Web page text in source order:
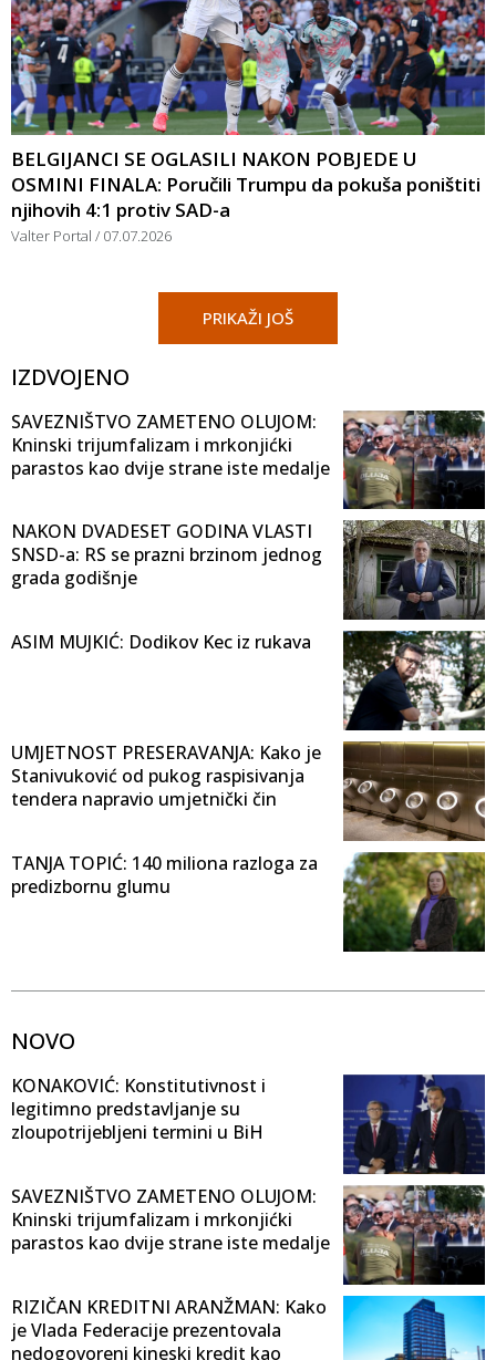
BELGIJANCI SE OGLASILI NAKON POBJEDE U
OSMINI FINALA: Poručili Trumpu da pokuša poništiti
njihovih 4:1 protiv SAD-a
Valter Portal 07.07.2026
PRIKAŽI JOŠ
IZDVOJENO
SAVEZNIŠTVO ZAMETENO OLUJOM:
Kninski trijumfalizam i mrkonjićki
parastos kao dvije strane iste medalje
NAKON DVADESET GODINA VLASTI
SNSD-a: RS se prazni brzinom jednog
grada godišnje
ASIM MUJKIĆ: Dodikov Kec iz rukava
UMJETNOST PRESERAVANJA: Kako je
Stanivuković od pukog raspisivanja
tendera napravio umjetnički čin
TANJA TOPIĆ: 140 miliona razloga za
predizbornu glumu
NOVO
KONAKOVIĆ: Konstitutivnost i
legitimno predstavljanje su
zloupotrijebljeni termini u BiH
SAVEZNIŠTVO ZAMETENO OLUJOM:
Kninski trijumfalizam i mrkonjićki
parastos kao dvije strane iste medalje
RIZIČAN KREDITNI ARANŽMAN: Kako
je Vlada Federacije prezentovala
nedogovoreni kineski kredit kao